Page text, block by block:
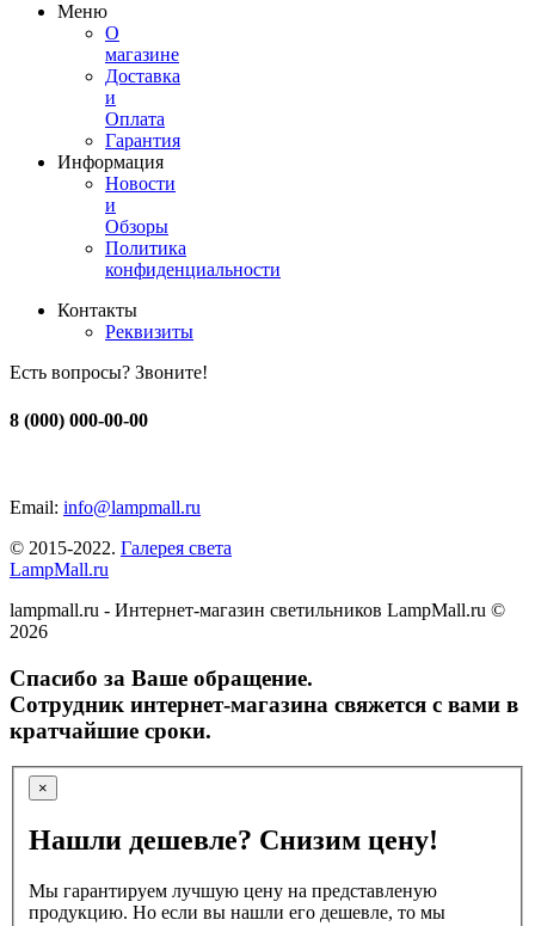
Меню
О
магазине
Доставка
и
Оплата
Гарантия
Информация
Новости
и
Обзоры
Политика
конфиденциальности
Контакты
Реквизиты
Есть вопросы? Звоните!
8 (000) 000-00-00
Email: info@lampmall.ru
© 2015-2022. Галерея света
LampMall.ru
lampmall.ru - Интернет-магазин светильников LampMall.ru ©
2026
Спасибо за Ваше обращение.
Сотрудник интернет-магазина свяжется с вами в
кратчайшие сроки.
×
Нашли дешевле? Снизим цену!
Мы гарантируем лучшую цену на представленую
продукцию. Но если вы нашли его дешевле, то мы